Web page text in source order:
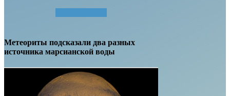
Метеориты подсказали два разных
источника марсианской воды